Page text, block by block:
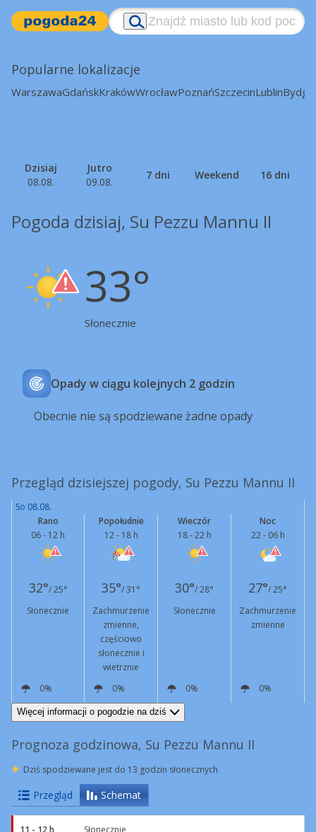
Popularne lokalizacje
WarszawaGdańskKrakówWrocławPoznańSzczecinLublin
Dzisiaj
08.08.
Jutro
09.08.
7 dni Weekend 16 dni
Pogoda dzisiaj, Su Pezzu Mannu II
33°
Słonecznie
Opady w ciągu kolejnych 2 godzin
Obecnie nie są spodziewane żadne opady
Przegląd dzisiejszej pogody, Su Pezzu Mannu II
So 08.08.
Rano
06 - 12 h
Popołudnie
12 - 18 h
Wieczór
18 - 22 h
Noc
22 - 06 h
32°/ 25° 35°/ 31° 30°/ 28° 27°/ 25°
Słonecznie
Zachmurzenie
zmienne,
częściowo
słonecznie i
wietrznie
Słonecznie
Zachmurzenie
zmienne
0% 0% 0%
0%
NW
14 km/h S
14 km/h
Podmuchy
41 km/h
Więcej informacji o pogodzie na dziś
Prognoza godzinowa, Su Pezzu Mannu II
Dziś spodziewane jest do 13 godzin słonecznych
Przegląd Schemat
11 - 12 h Słonecznie